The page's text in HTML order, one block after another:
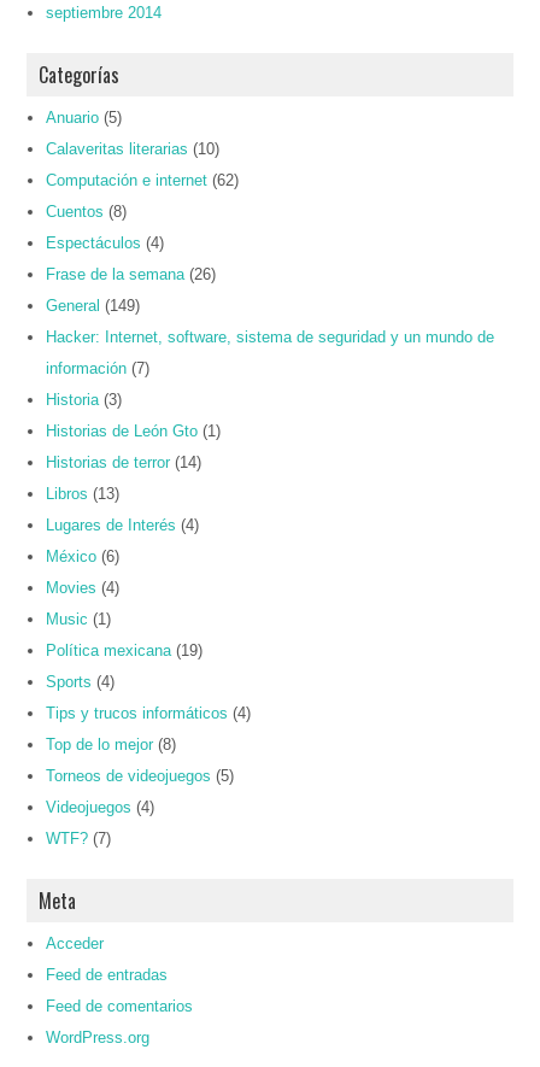
septiembre 2014
Categorías
Anuario (5)
Calaveritas literarias (10)
Computación e internet (62)
Cuentos (8)
Espectáculos (4)
Frase de la semana (26)
General (149)
Hacker: Internet, software, sistema de seguridad y un mundo de
información (7)
Historia (3)
Historias de León Gto (1)
Historias de terror (14)
Libros (13)
Lugares de Interés (4)
México (6)
Movies (4)
Music (1)
Política mexicana (19)
Sports (4)
Tips y trucos informáticos (4)
Top de lo mejor (8)
Torneos de videojuegos (5)
Videojuegos (4)
WTF? (7)
Meta
Acceder
Feed de entradas
Feed de comentarios
WordPress.org